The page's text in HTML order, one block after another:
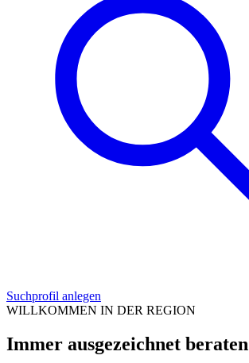
Suchprofil anlegen
WILLKOMMEN IN DER REGION
Immer ausgezeichnet beraten